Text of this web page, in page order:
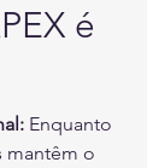
é
Enquanto
mantêm o